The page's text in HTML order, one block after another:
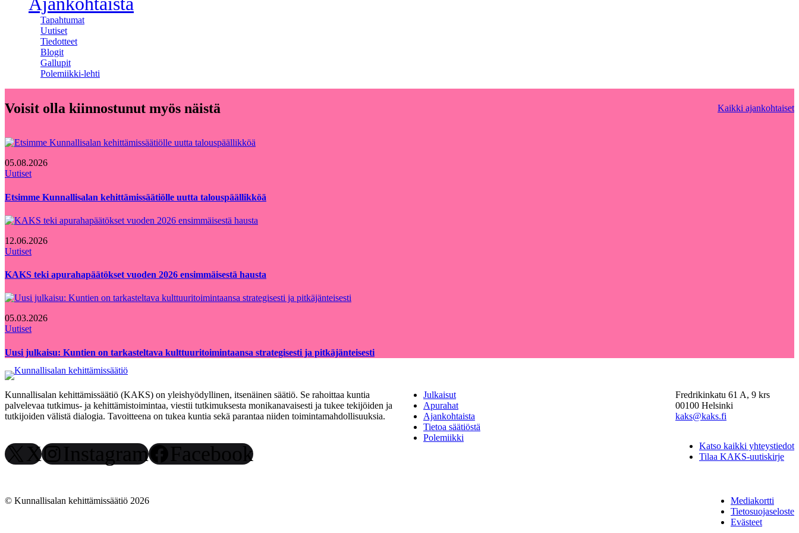
Tapahtumat
Uutiset
Tiedotteet
Blogit
Gallupit
Polemiikki-lehti
Voisit olla kiinnostunut myös näistä Kaikki ajankohtaiset
05.08.2026
Uutiset
Etsimme Kunnallisalan kehittämissäätiölle uutta talouspäällikköä
12.06.2026
Uutiset
KAKS teki apurahapäätökset vuoden 2026 ensimmäisestä hausta
05.03.2026
Uutiset
Uusi julkaisu: Kuntien on tarkasteltava kulttuuritoimintaansa strategisesti ja pitkäjänteisesti
Kunnallisalan kehittämissäätiö (KAKS) on yleishyödyllinen, itsenäinen säätiö. Se rahoittaa kuntia
palvelevaa tutkimus- ja kehittämistoimintaa, viestii tutkimuksesta monikanavaisesti ja tukee tekijöiden ja
tutkijoiden välistä dialogia. Tavoitteena on tukea kuntia sekä parantaa niiden toimintamahdollisuuksia.
X Instagram Facebook
Julkaisut
Apurahat
Ajankohtaista
Tietoa säätiöstä
Polemiikki
Fredrikinkatu 61 A, 9 krs
00100 Helsinki
kaks@kaks.fi
Katso kaikki yhteystiedot
Tilaa KAKS-uutiskirje
© Kunnallisalan kehittämissäätiö 2026
Mediakortti
Tietosuojaseloste
Evästeet